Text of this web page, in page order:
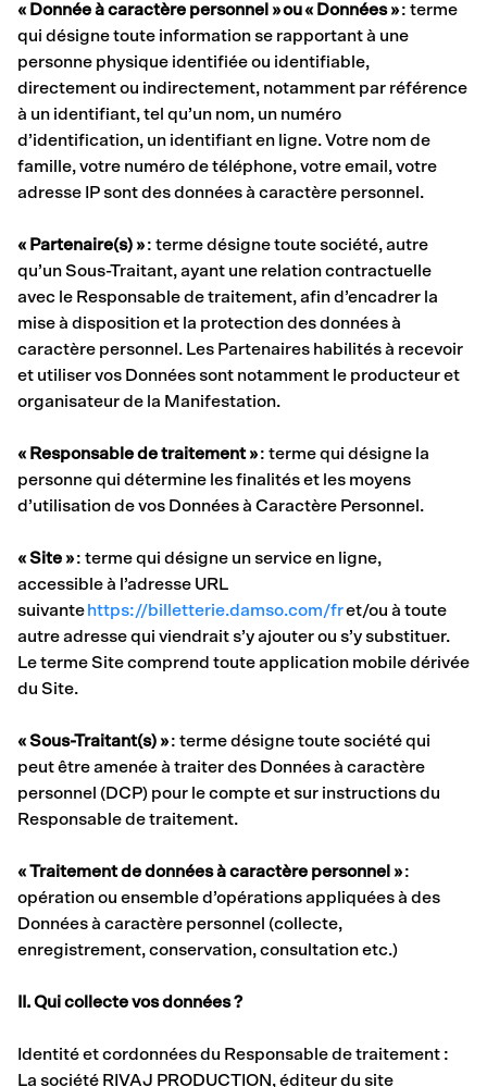
« Donnée à caractère personnel » ou « Données »: terme
qui désigne toute information se rapportant à une
personne physique identifiée ou identifiable,
directement ou indirectement, notamment par référence
à un identifiant, tel qu’un nom, un numéro
d’identification, un identifiant en ligne. Votre nom de
famille, votre numéro de téléphone, votre email, votre
adresse IP sont des données à caractère personnel.
« Partenaire(s) »: terme désigne toute société, autre
qu’un Sous-Traitant, ayant une relation contractuelle
avec le Responsable de traitement, afin d’encadrer la
mise à disposition et la protection des données à
caractère personnel. Les Partenaires habilités à recevoir
et utiliser vos Données sont notamment le producteur et
organisateur de la Manifestation.
« Responsable de traitement »: terme qui désigne la
personne qui détermine les finalités et les moyens
d’utilisation de vos Données à Caractère Personnel.
« Site »: terme qui désigne un service en ligne,
accessible à l’adresse URL
suivante https://billetterie.damso.com/fret/ou à toute
autre adresse qui viendrait s’y ajouter ou s’y substituer.
Le terme Site comprend toute application mobile dérivée
du Site.
« Sous-Traitant(s) »: terme désigne toute société qui
peut être amenée à traiter des Données à caractère
personnel (DCP) pour le compte et sur instructions du
Responsable de traitement.
« Traitement de données à caractère personnel »:
opération ou ensemble d’opérations appliquées à des
Données à caractère personnel (collecte,
enregistrement, conservation, consultation etc.)
II. Qui collecte vos données ?
Identité et cordonnées du Responsable de traitement :
La société RIVAJ PRODUCTION, éditeur du site